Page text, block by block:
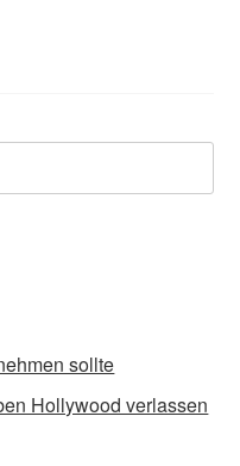
sollte
Hollywood verlassen